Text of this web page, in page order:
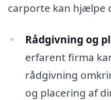
carporte kan hjælpe
Rådgivning og
erfarent firma
rådgivning
og placering af